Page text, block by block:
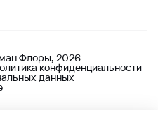
Флоры, 2026
конфиденциальности
данных